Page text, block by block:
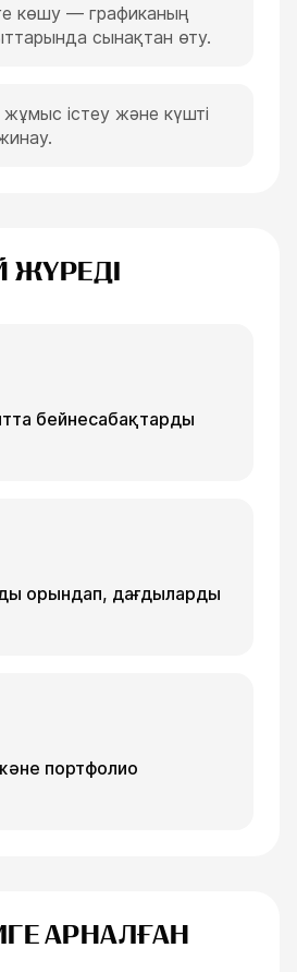
көшу — графиканың
сынақтан өту.
істеу және күшті
ЖҮРЕДІ
бейнесабақтарды
орындап, дағдыларды
портфолио
АРНАЛҒАН